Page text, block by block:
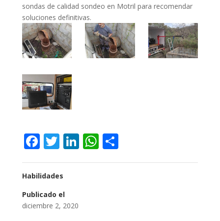
sondas de calidad sondeo en Motril para recomendar
soluciones definitivas.
Facebook
Twitter
LinkedIn
WhatsApp
Compartir
Habilidades
Publicado el
diciembre 2, 2020